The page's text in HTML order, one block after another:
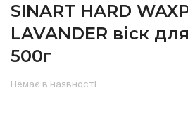
SINART HARD
LAVANDER віск
500г
Немає в наявності